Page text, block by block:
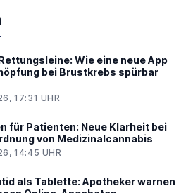
Wie eine neue App
bei Brustkrebs spürbar
17:31 UHR
für Patienten: Neue Klarheit bei
von Medizinalcannabis
14:45 UHR
als Tablette: Apotheker warnen